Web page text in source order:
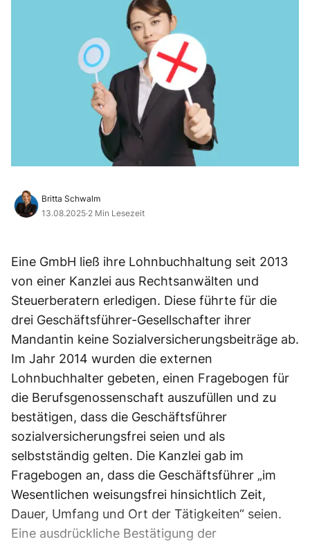
Britta Schwalm
13.08.2025·2 Min Lesezeit
Eine GmbH ließ ihre Lohnbuchhaltung seit 2013
von einer Kanzlei aus Rechtsanwälten und
Steuerberatern erledigen. Diese führte für die
drei Geschäftsführer-Gesellschafter ihrer
Mandantin keine Sozialversicherungsbeiträge ab.
Im Jahr 2014 wurden die externen
Lohnbuchhalter gebeten, einen Fragebogen für
die Berufsgenossenschaft auszufüllen und zu
bestätigen, dass die Geschäftsführer
sozialversicherungsfrei seien und als
selbstständig gelten. Die Kanzlei gab im
Fragebogen an, dass die Geschäftsführer „im
Wesentlichen weisungsfrei hinsichtlich Zeit,
Dauer, Umfang und Ort der Tätigkeiten“ seien.
Eine ausdrückliche Bestätigung der